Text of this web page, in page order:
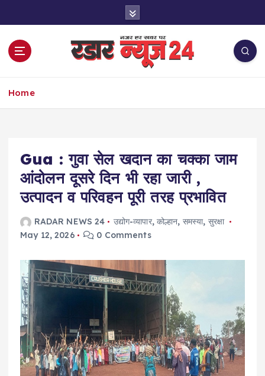
Home
Gua : गुवा सेल खदान का चक्का जाम
आंदोलन दूसरे दिन भी रहा जारी ,
उत्पादन व परिवहन पूरी तरह प्रभावित
RADAR NEWS 24 उद्योग-व्यापार, कोल्हान, समस्या, सुरक्षा
May 12, 2026
0 Comments